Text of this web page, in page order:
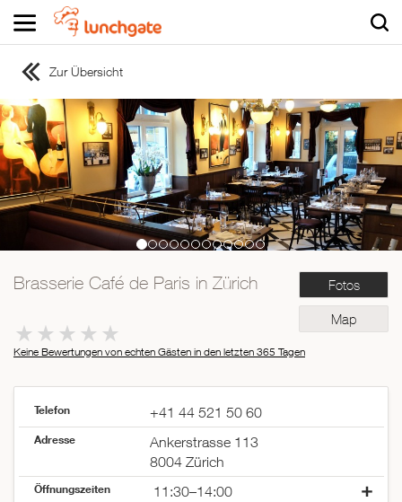
ZUR STARTSEITE
ZUR RESTAURANTSUCHE
Asiatisch
Italienisch
Französisch
Traditionell
Mexikanisch
Zur Übersicht
Fotos
Map
Brasserie Café de Paris in Zürich
Keine Bewertungen von echten Gästen in den letzten 365 Tagen
Telefon +41 44 521 50 60
Adresse
Ankerstrasse 113
8004 Zürich
Öffnungszeiten
11:30–14:00